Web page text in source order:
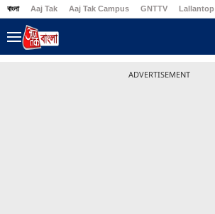
বাংলা Aaj Tak Aaj Tak Campus GNTTV Lallantop
ADVERTISEMENT